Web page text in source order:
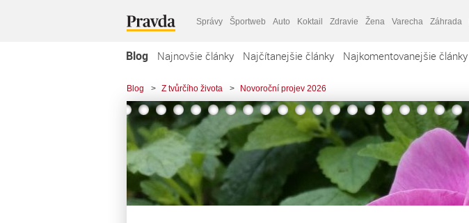
Správy Športweb Auto Koktail Zdravie Žena Varecha Záhrada
Blog Najnovšie články Najčítanejšie články Najkomentovanejšie články
Blog > Z tvůrčího života > Novoroční projev 2026